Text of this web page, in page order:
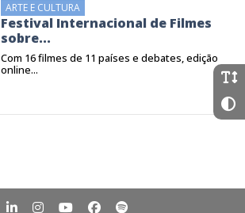
ARTE E CULTURA
Festival Internacional de Filmes
sobre...
Com 16 filmes de 11 países e debates, edição
online...